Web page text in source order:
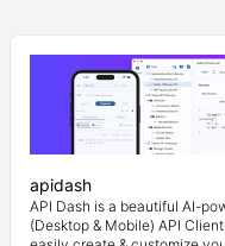
apidash
API Dash is a beautiful AI-
(Desktop & Mobile) API